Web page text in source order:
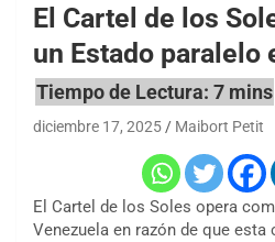
El Cartel de los
un Estado paralelo
diciembre 17, 2025 Maibort Petit
El Cartel de los Soles opera
Venezuela en razón de que esta